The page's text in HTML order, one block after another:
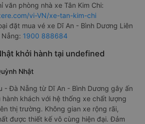
văn phòng nhà xe Tân Kim Chi:
vi-VN/xe-tan-kim-chi
đặt mua vé xe Dĩ An - Bình Dương Liên
1900 888684
khởi hành tại undefined
Nhật
- Đà Nẵng từ Dĩ An - Bình Dương gây ấn
khách với hệ thống xe chất lượng
thị trường. Không gian xe rộng rãi,
được thiết kế vô cùng hiện đại. Đảm